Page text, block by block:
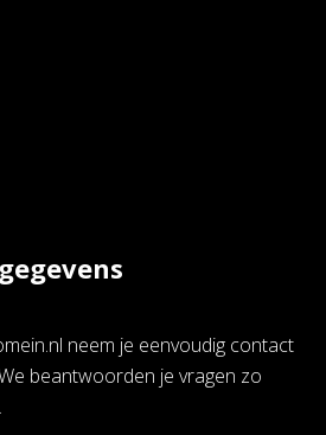
neem je eenvoudig contact
beantwoorden je vragen zo